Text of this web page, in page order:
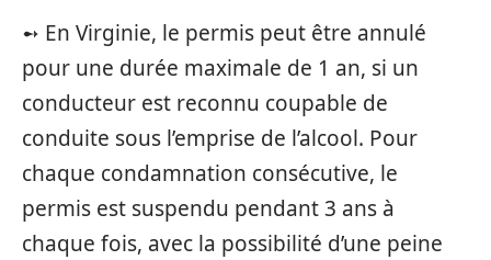
➻ En Virginie, le permis peut être annulé
pour une durée maximale de 1 an, si un
conducteur est reconnu coupable de
conduite sous l’emprise de l’alcool. Pour
chaque condamnation consécutive, le
permis est suspendu pendant 3 ans à
chaque fois, avec la possibilité d’une peine